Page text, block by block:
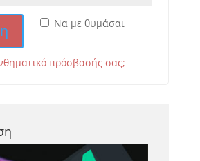
Να με θυμάσαι
πρόσβασής σας;